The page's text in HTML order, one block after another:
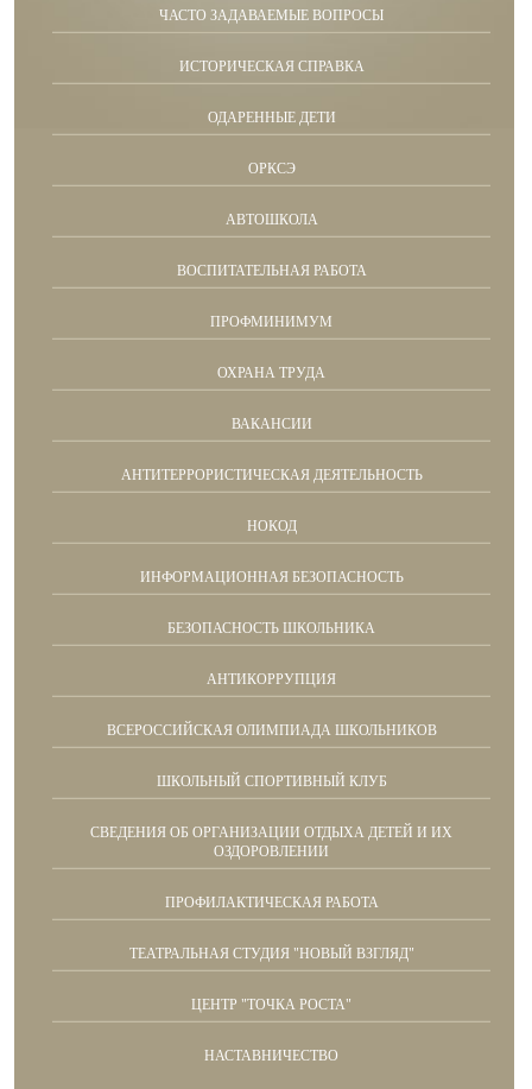
ЧАСТО ЗАДАВАЕМЫЕ ВОПРОСЫ
ИСТОРИЧЕСКАЯ СПРАВКА
ОДАРЕННЫЕ ДЕТИ
ОРКСЭ
АВТОШКОЛА
ВОСПИТАТЕЛЬНАЯ РАБОТА
ПРОФМИНИМУМ
ОХРАНА ТРУДА
ВАКАНСИИ
АНТИТЕРРОРИСТИЧЕСКАЯ ДЕЯТЕЛЬНОСТЬ
НОКОД
ИНФОРМАЦИОННАЯ БЕЗОПАСНОСТЬ
БЕЗОПАСНОСТЬ ШКОЛЬНИКА
АНТИКОРРУПЦИЯ
ВСЕРОССИЙСКАЯ ОЛИМПИАДА ШКОЛЬНИКОВ
ШКОЛЬНЫЙ СПОРТИВНЫЙ КЛУБ
СВЕДЕНИЯ ОБ ОРГАНИЗАЦИИ ОТДЫХА ДЕТЕЙ И ИХ
ОЗДОРОВЛЕНИИ
ПРОФИЛАКТИЧЕСКАЯ РАБОТА
ТЕАТРАЛЬНАЯ СТУДИЯ "НОВЫЙ ВЗГЛЯД"
ЦЕНТР "ТОЧКА РОСТА"
НАСТАВНИЧЕСТВО